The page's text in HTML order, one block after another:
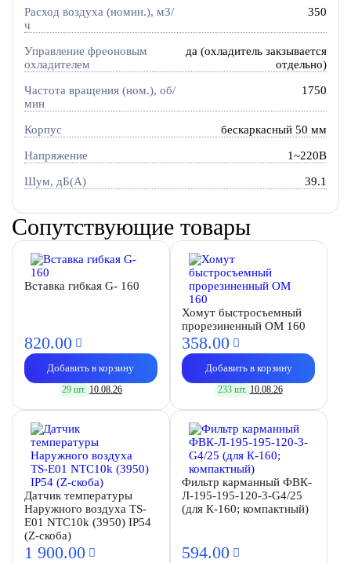
Расход воздуха (номин.), м3/
ч
350
Управление фреоновым
охладителем
да (охладитель закзывается
отдельно)
Частота вращения (ном.), об/
мин
1750
Корпус бескаркасный 50 мм
Напряжение 1~220В
Шум, дБ(А) 39.1
Сопутствующие товары
Вставка гибкая G- 160
820.00
Добавить в корзину
29 шт. 10.08.26
Хомут быстросъемный
прорезиненный OM 160
358.00
Добавить в корзину
233 шт. 10.08.26
Датчик температуры
Наружного воздуха TS-
E01 NTC10k (3950) IP54
(Z-скоба)
1 900.00
Фильтр карманный ФВК-
Л-195-195-120-3-G4/25
(для К-160; компактный)
594.00